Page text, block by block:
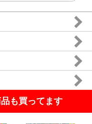
も買ってます